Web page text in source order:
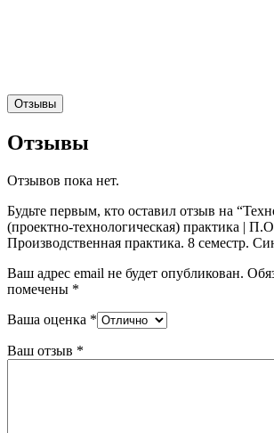
Отзывы
Отзывы
Отзывов пока нет.
Будьте первым, кто оставил отзыв на
(проектно-технологическая) практика |
Производственная практика. 8 семестр.
Ваш адрес email не будет опубликован.
помечены *
Ваша оценка *
Ваш отзыв *